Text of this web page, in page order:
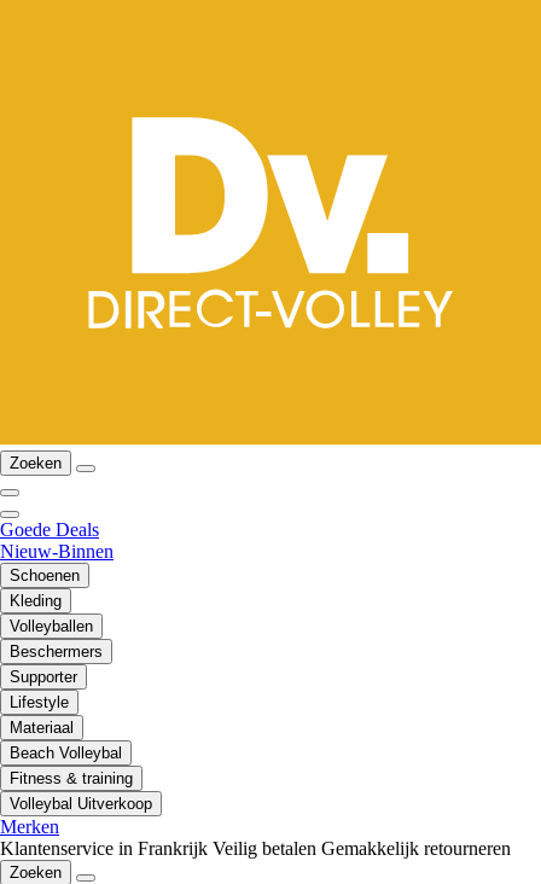
Zoeken
Goede Deals
Nieuw-Binnen
Schoenen
Kleding
Volleyballen
Beschermers
Supporter
Lifestyle
Materiaal
Beach Volleybal
Fitness & training
Volleybal Uitverkoop
Merken
Klantenservice in Frankrijk Veilig betalen Gemakkelijk retourneren
Zoeken